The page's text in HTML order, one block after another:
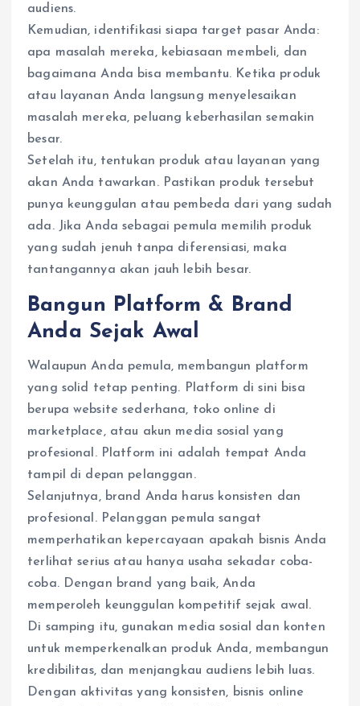
audiens.
Kemudian, identifikasi siapa target pasar Anda:
apa masalah mereka, kebiasaan membeli, dan
bagaimana Anda bisa membantu. Ketika produk
atau layanan Anda langsung menyelesaikan
masalah mereka, peluang keberhasilan semakin
besar.
Setelah itu, tentukan produk atau layanan yang
akan Anda tawarkan. Pastikan produk tersebut
punya keunggulan atau pembeda dari yang sudah
ada. Jika Anda sebagai pemula memilih produk
yang sudah jenuh tanpa diferensiasi, maka
tantangannya akan jauh lebih besar.
Bangun Platform & Brand
Anda Sejak Awal
Walaupun Anda pemula, membangun platform
yang solid tetap penting. Platform di sini bisa
berupa website sederhana, toko online di
marketplace, atau akun media sosial yang
profesional. Platform ini adalah tempat Anda
tampil di depan pelanggan.
Selanjutnya, brand Anda harus konsisten dan
profesional. Pelanggan pemula sangat
memperhatikan kepercayaan apakah bisnis Anda
terlihat serius atau hanya usaha sekadar coba-
coba. Dengan brand yang baik, Anda
memperoleh keunggulan kompetitif sejak awal.
Di samping itu, gunakan media sosial dan konten
untuk memperkenalkan produk Anda, membangun
kredibilitas, dan menjangkau audiens lebih luas.
Dengan aktivitas yang konsisten, bisnis online